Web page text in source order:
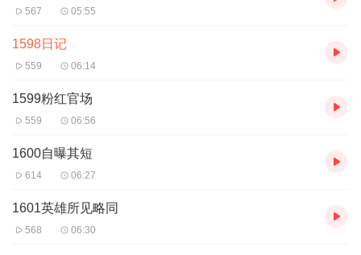
567 05:55
1598日记
559 06:14
1599粉红官场
559 06:56
1600自曝其短
614 06:27
1601英雄所见略同
568 06:30